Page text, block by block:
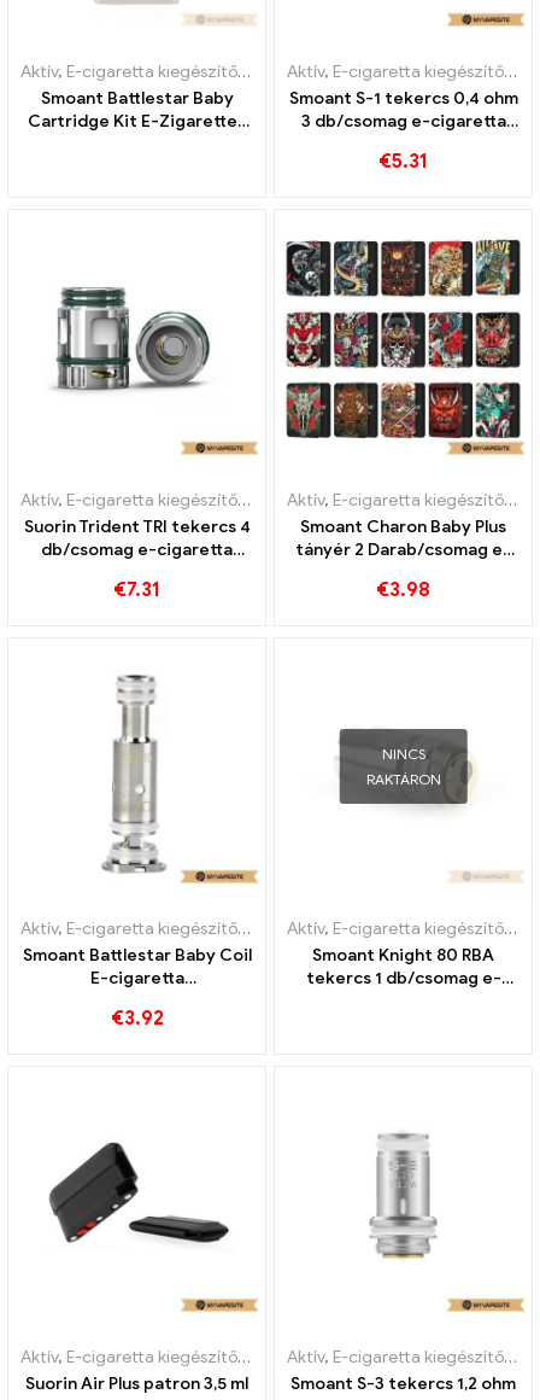
Aktív, E-cigaretta kiegészítők ,
Párologtató
Smoant Battlestar Baby
Cartridge Kit E-Zigaretten
Aktív, E-cigaretta kiegészítők ,
Smoant S-1 tekercs 0,4 ohm
3 db/csomag e-cigaretta
€5.31
Aktív, E-cigaretta kiegészítők ,
Párologtató
Suorin Trident TRI tekercs 4
db/csomag e-cigaretta
€7.31
Aktív, E-cigaretta kiegészítők ,
Smoant Charon Baby Plus
tányér 2 Darab/csomag e-
丨Egyedi
€3.98
Aktív, E-cigaretta kiegészítők ,
Párologtató
Smoant Battlestar Baby Coil
E-cigaretta
€3.92
NINCS
RAKTÁRON
Aktív, E-cigaretta kiegészítők ,
Smoant Knight 80 RBA
tekercs 1 db/csomag e-
Aktív, E-cigaretta kiegészítők ,
Párologtató
Suorin Air Plus patron 3,5 ml
Aktív, E-cigaretta kiegészítők ,
Smoant S-3 tekercs 1,2 ohm